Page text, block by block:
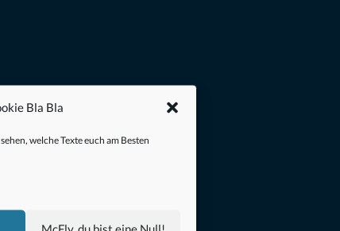
Bla Bla
welche Texte euch am Besten
McFly, du bist eine Null!